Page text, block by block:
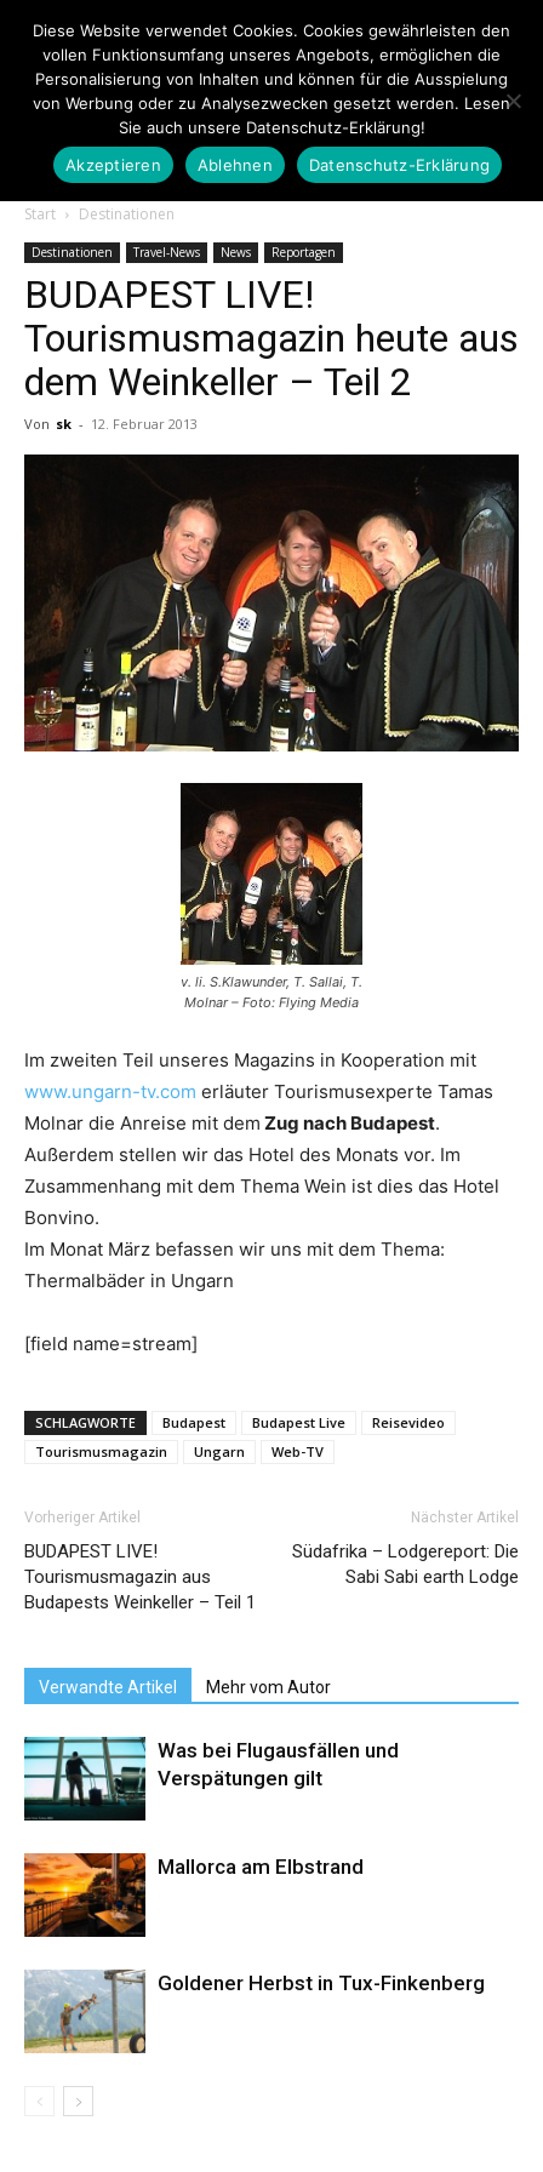
Touristiknews.de
|
Touristiknews
Reiseempfehlungen.
Start Destinationen
Destinationen Travel-News News Reportagen
BUDAPEST LIVE!
Tourismusmagazin heute aus
dem Weinkeller – Teil 2
Von sk - 12. Februar 2013
v. li. S.Klawunder, T. Sallai, T.
Molnar – Foto: Flying Media
Im zweiten Teil unseres Magazins in Kooperation mit
www.ungarn-tv.com erläuter Tourismusexperte Tamas
Molnar die Anreise mit dem Zug nach Budapest.
Außerdem stellen wir das Hotel des Monats vor. Im
Zusammenhang mit dem Thema Wein ist dies das Hotel
Bonvino.
Im Monat März befassen wir uns mit dem Thema:
Thermalbäder in Ungarn
[field name=stream]
SCHLAGWORTE Budapest Budapest Live
Reisevideo
Tourismusmagazin
Ungarn Web-TV
Vorheriger Artikel
BUDAPEST LIVE!
Tourismusmagazin aus
Budapests Weinkeller – Teil 1
Nächster Artikel
Südafrika – Lodgereport: Die
Sabi Sabi earth Lodge
Verwandte Artikel Mehr vom Autor
Was bei Flugausfällen und
Verspätungen gilt
Mallorca am Elbstrand
Goldener Herbst in Tux-Finkenberg
Diese Website verwendet Cookies. Cookies gewährleisten den
vollen Funktionsumfang unseres Angebots, ermöglichen die
Personalisierung von Inhalten und können für die Ausspielung
von Werbung oder zu Analysezwecken gesetzt werden. Lesen
Sie auch unsere Datenschutz-Erklärung!
Akzeptieren
Ablehnen Datenschutz-Erklärung